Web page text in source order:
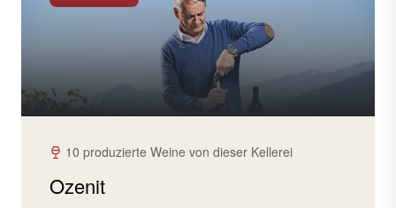
10 produzierte Weine von dieser Kellerei
Ozenit